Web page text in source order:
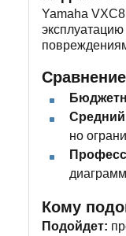
Yamaha
Средний
но
Кому
Подойдет: